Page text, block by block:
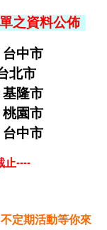
之資料公佈
中市
北市
隆市
園市
中市
止----
定期活動等你來